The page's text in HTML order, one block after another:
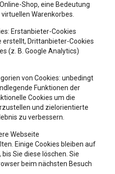
Shop, eine Bedeutung
Warenkorbes.
Erstanbieter-Cookies
erstellt, Drittanbieter-Cookies
(z. B. Google Analytics)
von Cookies: unbedingt
Funktionen der
Cookies um die
und zielorientierte
zu verbessern.
Webseite
Einige Cookies bleiben auf
Sie diese löschen. Sie
beim nächsten Besuch